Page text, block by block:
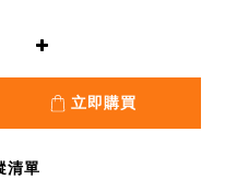
立即購買
清單